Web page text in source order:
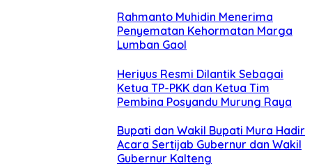
Rahmanto Muhidin Menerima
Penyematan Kehormatan Marga
Lumban Gaol
Heriyus Resmi Dilantik Sebagai
Ketua TP-PKK dan Ketua Tim
Pembina Posyandu Murung Raya
Bupati dan Wakil Bupati Mura Hadir
Acara Sertijab Gubernur dan Wakil
Gubernur Kalteng